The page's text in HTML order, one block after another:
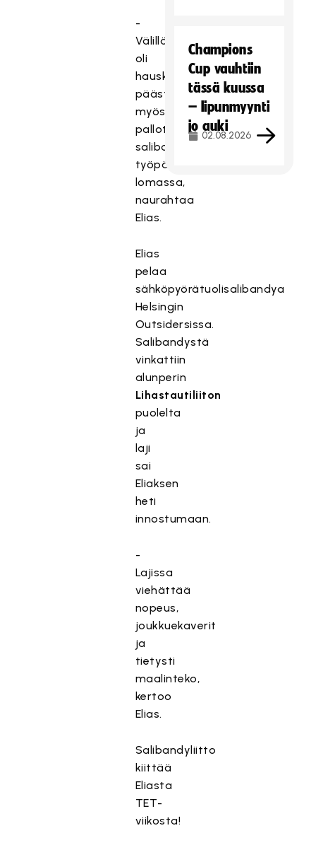
-
Välillä
oli
hauska
päästä
myös
pallottelemaan
salibandykentille
työpäivän
lomassa,
naurahtaa
Elias.
Elias
pelaa
sähköpyörätuolisalibandya
Helsingin
Outsidersissa.
Salibandystä
vinkattiin
alunperin
Lihastautiliiton
puolelta
ja
laji
sai
Eliaksen
heti
innostumaan.
-
Lajissa
viehättää
nopeus,
joukkuekaverit
ja
tietysti
maalinteko,
kertoo
Elias.
Salibandyliitto
kiittää
Eliasta
TET-
viikosta!
Champions
Cup vauhtiin
tässä kuussa
– lipunmyynti
jo auki
02.08.2026